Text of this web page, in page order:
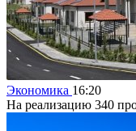
Экономика 16:20
На реализацию 340